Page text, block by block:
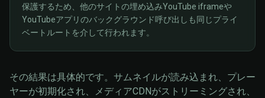
保護するため、他のサイトの埋め込みYouTube iframeや
YouTubeアプリのバックグラウンド呼び出しも同じプライ
ベートルートを介して行われます。
その結果は具体的です。サムネイルが読み込まれ、プレー
ヤーが初期化され、メディアCDNがストリーミングされ、